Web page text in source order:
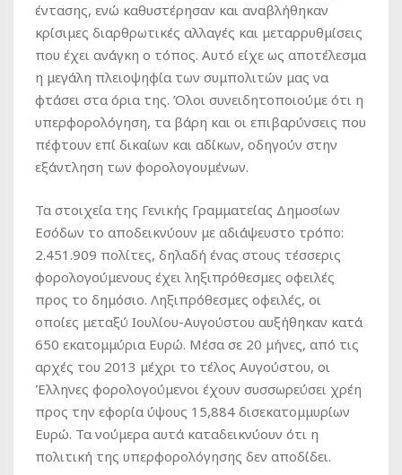
έντασης, ενώ καθυστέρησαν και αναβλήθηκαν
κρίσιμες διαρθρωτικές αλλαγές και μεταρρυθμίσεις
που έχει ανάγκη ο τόπος. Αυτό είχε ως αποτέλεσμα
η μεγάλη πλειοψηφία των συμπολιτών μας να
φτάσει στα όρια της. Όλοι συνειδητοποιούμε ότι η
υπερφορολόγηση, τα βάρη και οι επιβαρύνσεις που
πέφτουν επί δικαίων και αδίκων, οδηγούν στην
εξάντληση των φορολογουμένων.
Τα στοιχεία της Γενικής Γραμματείας Δημοσίων
Εσόδων το αποδεικνύουν με αδιάψευστο τρόπο:
2.451.909 πολίτες, δηλαδή ένας στους τέσσερις
φορολογούμενους έχει ληξιπρόθεσμες οφειλές
προς το δημόσιο. Ληξιπρόθεσμες οφειλές, οι
οποίες μεταξύ Ιουλίου-Αυγούστου αυξήθηκαν κατά
650 εκατομμύρια Ευρώ. Μέσα σε 20 μήνες, από τις
αρχές του 2013 μέχρι το τέλος Αυγούστου, οι
Έλληνες φορολογούμενοι έχουν συσσωρεύσει χρέη
προς την εφορία ύψους 15,884 δισεκατομμυρίων
Ευρώ. Τα νούμερα αυτά καταδεικνύουν ότι η
πολιτική της υπερφορολόγησης δεν αποδίδει.